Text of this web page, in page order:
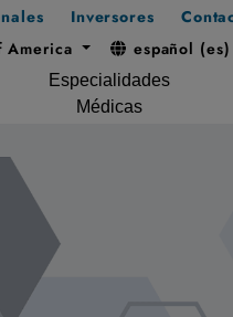
Especialidades
Médicas
Inversores
America
español (es)